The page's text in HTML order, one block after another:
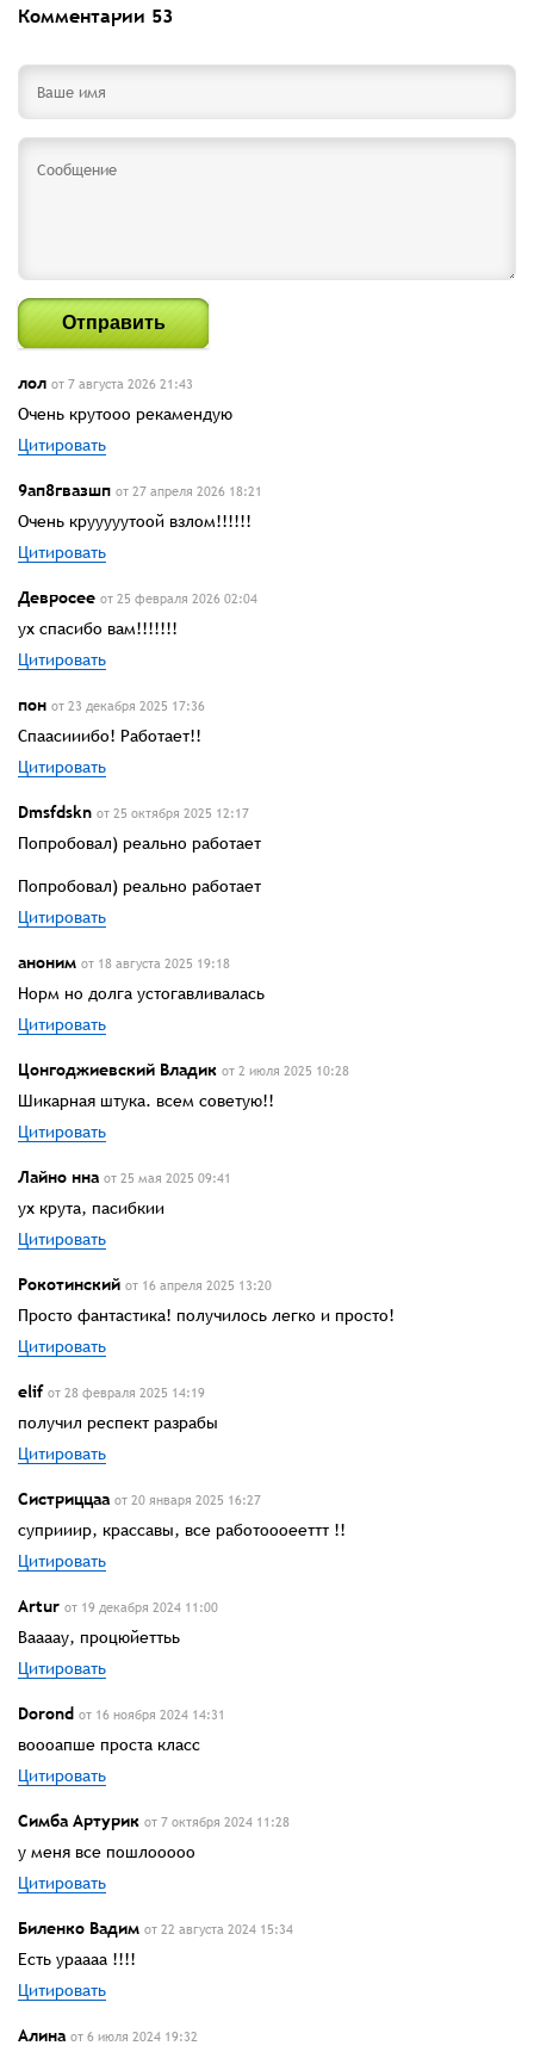
Комментарии 53
Отправить
лол от 7 августа 2026 21:43
Очень крутооо рекамендую
Цитировать
9ап8гвазшп от 27 апреля 2026 18:21
Очень крууууутоой взлом!!!!!!
Цитировать
Девросее от 25 февраля 2026 02:04
ух спасибо вам!!!!!!!
Цитировать
пон от 23 декабря 2025 17:36
Спаасииибо! Работает!!
Цитировать
Dmsfdskn от 25 октября 2025 12:17
Попробовал) реально работает
Попробовал) реально работает
Цитировать
аноним от 18 августа 2025 19:18
Норм но долга устогавливалась
Цитировать
Цонгоджиевский Владик от 2 июля 2025 10:28
Шикарная штука. всем советую!!
Цитировать
Лайно нна от 25 мая 2025 09:41
ух крута, пасибкии
Цитировать
Рокотинский от 16 апреля 2025 13:20
Просто фантастика! получилось легко и просто!
Цитировать
elif от 28 февраля 2025 14:19
получил респект разрабы
Цитировать
Систриццаа от 20 января 2025 16:27
суприиир, крассавы, все работоооееттт !!
Цитировать
Artur от 19 декабря 2024 11:00
Ваааау, процюйеттьь
Цитировать
Dorond от 16 ноября 2024 14:31
воооапше проста класс
Цитировать
Симба Артурик от 7 октября 2024 11:28
у меня все пошлооооо
Цитировать
Биленко Вадим от 22 августа 2024 15:34
Есть ураааа !!!!
Цитировать
Алина от 6 июля 2024 19:32